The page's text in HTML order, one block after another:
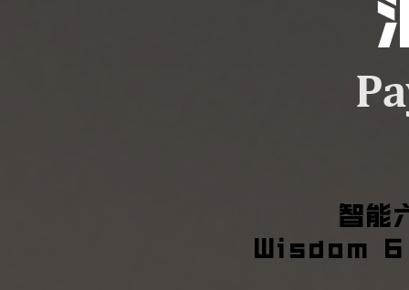
智能
Wisdom